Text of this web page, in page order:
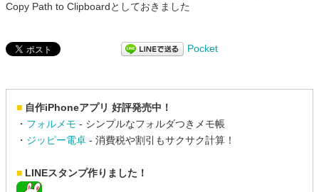
Copy Path to Clipboardとしておきました
Pocket
■ 自作iPhoneアプリ 好評発売中！
・ フォルメモ - シンプルなフォルダつきメモ帳
・ ジッピー電卓 - 消費税や割引もサクサク計算！
■ LINEスタンプ作りました！